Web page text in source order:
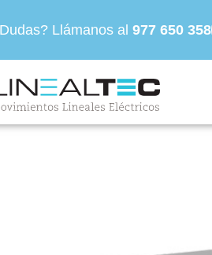
Llámanos al 977 650 358